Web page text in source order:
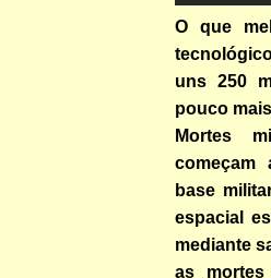
O que
uns 250
pouco
Mortes
começam
base
espacial
mediante
as